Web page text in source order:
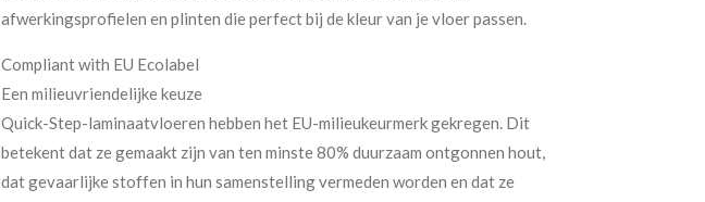
afwerkingsprofielen en plinten die perfect bij de kleur van je vloer passen.
Compliant with EU Ecolabel
Een milieuvriendelijke keuze
Quick-Step-laminaatvloeren hebben het EU-milieukeurmerk gekregen. Dit
betekent dat ze gemaakt zijn van ten minste 80% duurzaam ontgonnen hout,
dat gevaarlijke stoffen in hun samenstelling vermeden worden en dat ze